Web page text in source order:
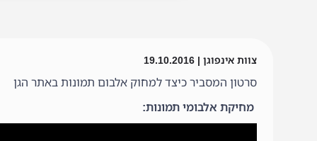
צוות אינפוגן | 19.10.2016
סרטון המסביר כיצד למחוק אלבום תמונות באתר הגן
מחיקת אלבומי תמונות: